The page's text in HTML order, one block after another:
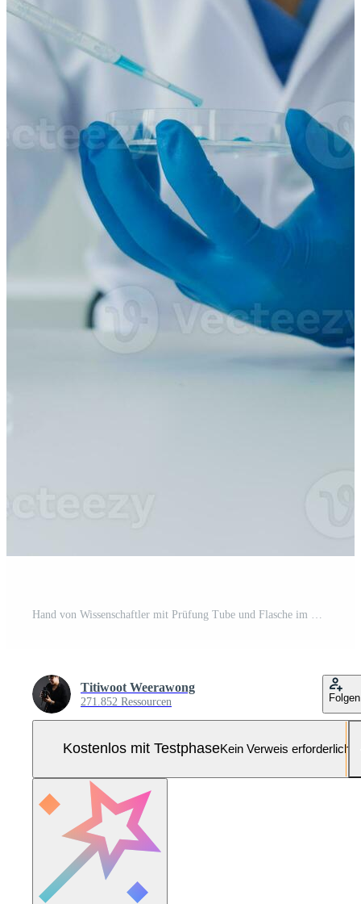
Titiwoot Weerawong
271.852 Ressourcen Folgen
Kostenlos mit TestphaseKein Verweis erforderlich